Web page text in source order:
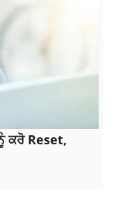
ਕਰੋ Reset,